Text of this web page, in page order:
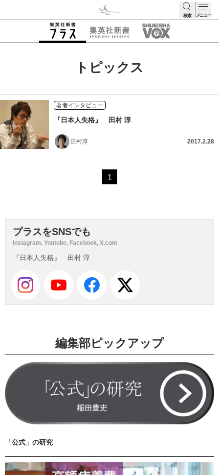
検索 メニュー
トピックス
著者インタビュー
『日本人失格』 田村 淳
田村淳 2017.2.28
1
プラスをSNSでも
Instagram, Youtube, Facebook, X.com
『日本人失格』 田村 淳
編集部ピックアップ
「公式」の研究